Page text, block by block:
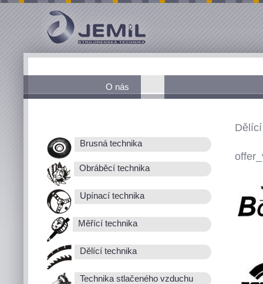
O nás
Brusná technika
Obráběcí technika
Upínací technika
Měřící technika
Dělící technika
Technika stlačeného vzduchu